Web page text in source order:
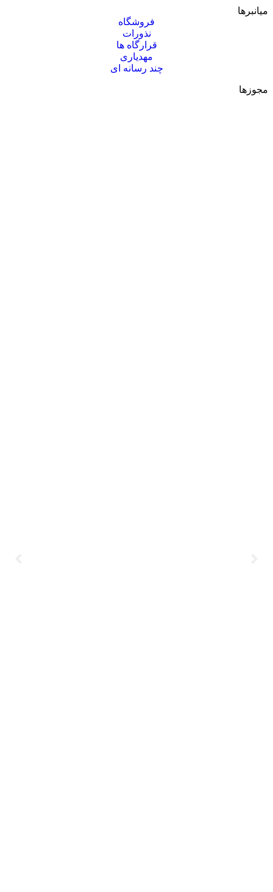
میانبرها
فروشگاه
نذورات
قرارگاه ها
مهدیاری
چند رسانه ای
مجوزها